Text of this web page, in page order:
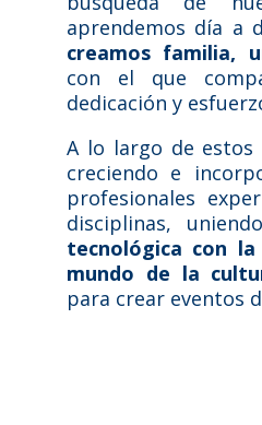
aprendemos día a
creamos familia,
con el que
dedicación y
A lo largo de estos
creciendo e
profesionales
disciplinas,
tecnológica con
mundo de la
para crear eventos